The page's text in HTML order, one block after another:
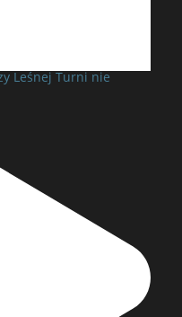
Leśnej Turni nie